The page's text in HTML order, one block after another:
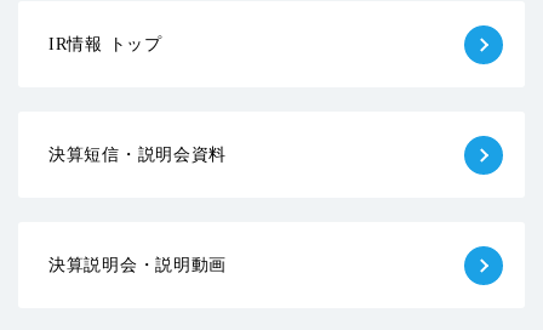
IR情報 トップ
決算短信・説明会資料
決算説明会・説明動画